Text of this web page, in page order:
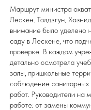
Маршрут министра
Лескен, Толдзгун,
внимание было уделено
саду в Лескене, что
проверке. В каждом
детально осмотрела
залы, пришкольные
соблюдение
работ. Руководители на
работе: от замены